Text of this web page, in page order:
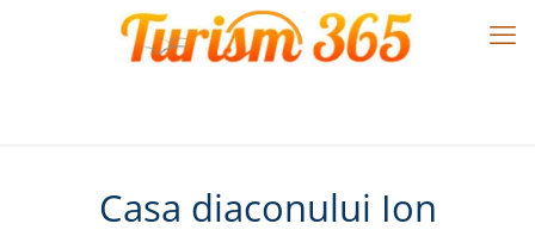
Casa diaconului Ion